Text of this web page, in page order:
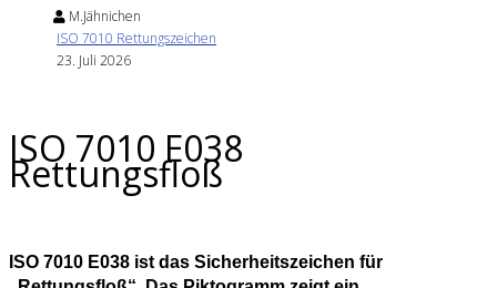
M.Jähnichen
ISO 7010 Rettungszeichen
23. Juli 2026
ISO 7010 E038
Rettungsfloß
ISO 7010 E038 ist das Sicherheitszeichen für